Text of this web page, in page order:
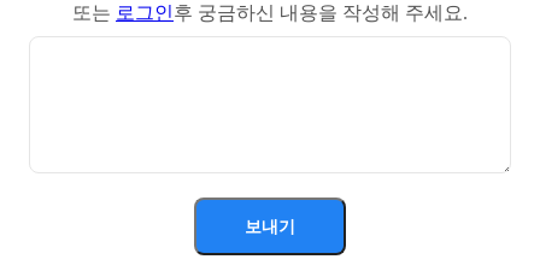
또는 로그인후 궁금하신 내용을 작성해 주세요.
보내기